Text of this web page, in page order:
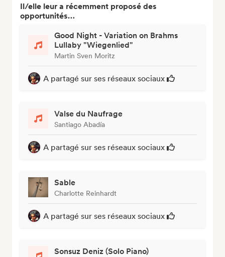
Il/elle leur a récemment proposé des
opportunités…
Good Night - Variation on Brahms
Lullaby "Wiegenlied"
Martin Sven Moritz
A partagé sur ses réseaux sociaux
Valse du Naufrage
Santiago Abadía
A partagé sur ses réseaux sociaux
Sable
Charlotte Reinhardt
A partagé sur ses réseaux sociaux
Sonsuz Deniz (Solo Piano)